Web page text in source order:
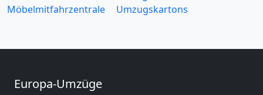
Möbelmitfahrzentrale
Umzugskartons
Europa-Umzüge